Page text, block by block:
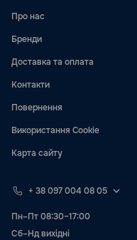
Про нас
Бренди
Доставка та оплата
Контакти
Повернення
Використання Cookie
Карта сайту
+ 38 097 004 08 05
Пн–Пт 08:30–17:00
Сб–Нд вихідні